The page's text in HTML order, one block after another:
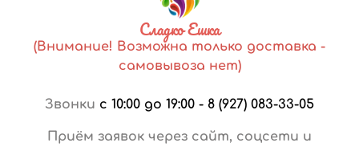
Сладко Ешка
(Внимание! Возможна только доставка -
самовывоза нет)
Звонки с 10:00 до 19:00 - 8 (927) 083-33-05
Приём заявок через сайт, соцсети и